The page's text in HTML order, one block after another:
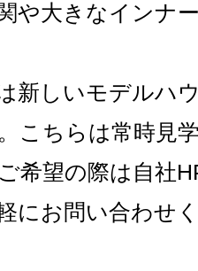
や大きなインナ
新しいモデルハ
こちらは常時見
希望の際は自社
にお問い合わせ